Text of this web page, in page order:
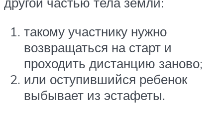
такому участнику нужно
возвращаться на старт и
проходить дистанцию заново;
или оступившийся ребенок
выбывает из эстафеты.